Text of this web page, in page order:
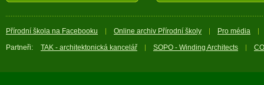
Přírodní škola na Facebooku Online archiv Přírodní školy
Pro média
Partneři:
TAK - architektonická kancelář SOPO - Winding Architects